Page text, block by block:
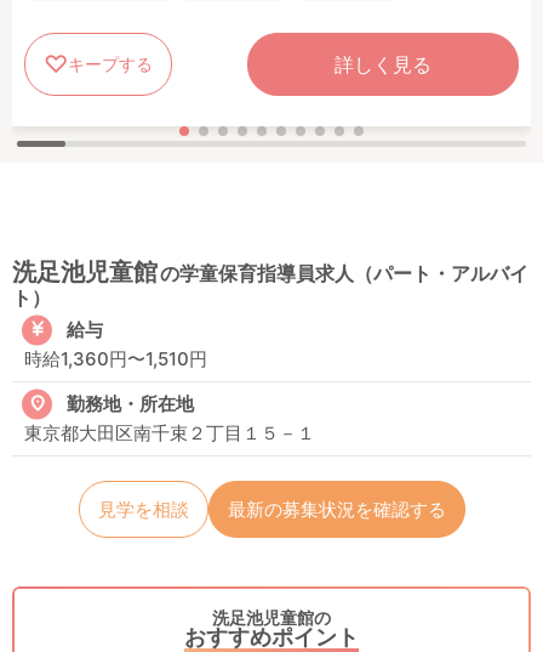
キープする 詳しく見る
洗足池児童館の学童保育指導員求人（パート・アルバイ
ト）
給与
時給1,360円〜1,510円
勤務地・所在地
東京都大田区南千束２丁目１５－１
見学を相談 最新の募集状況を確認する
洗足池児童館の
おすすめポイント